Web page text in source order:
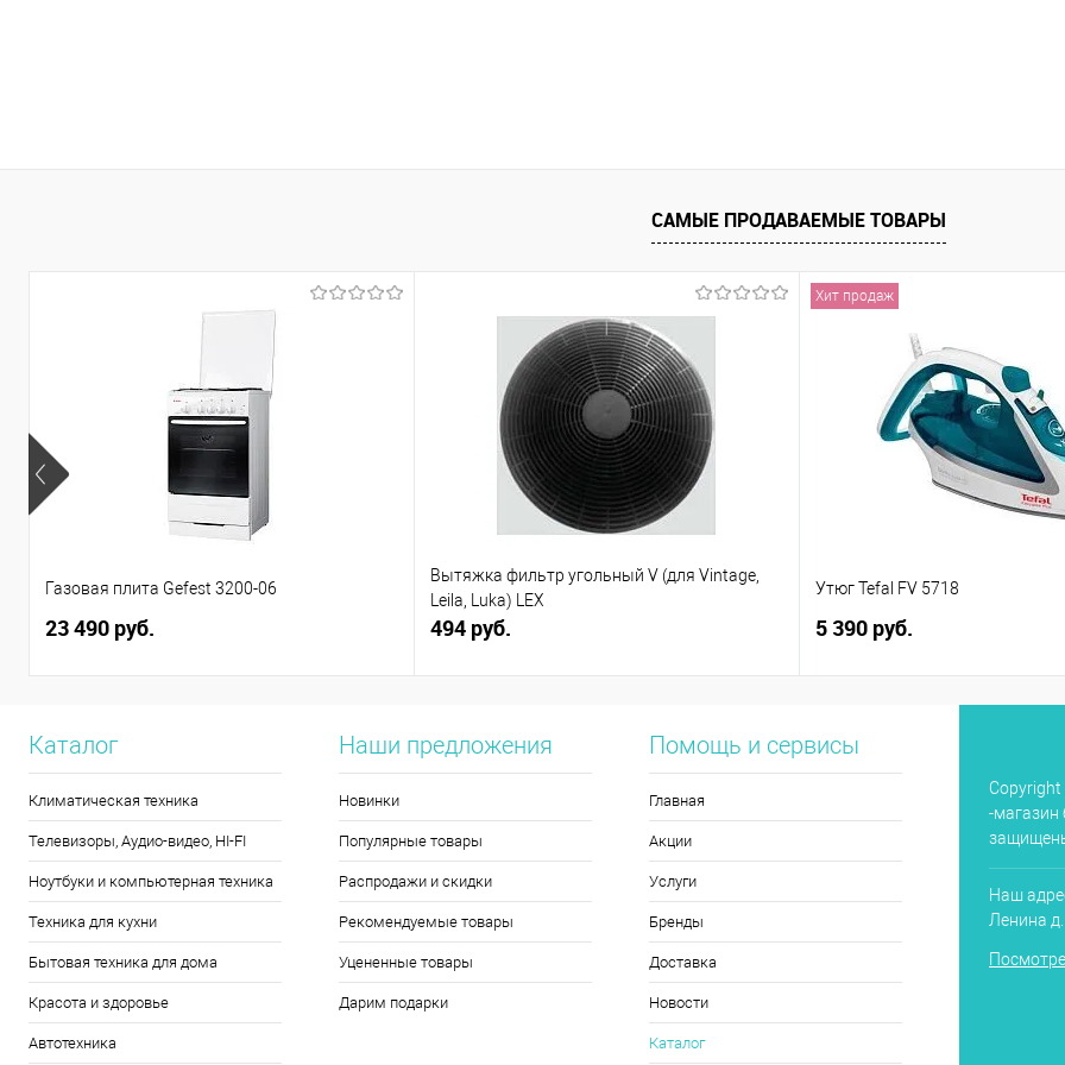
САМЫЕ ПРОДАВАЕМЫЕ ТОВАРЫ
Газовая плита Gefest 3200-06
23 490 руб.
Вытяжка фильтр угольный V (для Vintage,
Leila, Luka) LEX
494 руб.
Хит продаж
Утюг Tefal FV 5718
5 390 руб.
Каталог
Климатическая техника
Телевизоры, Аудио-видео, HI-FI
Ноутбуки и компьютерная техника
Техника для кухни
Бытовая техника для дома
Красота и здоровье
Автотехника
Наши предложения
Новинки
Популярные товары
Распродажи и скидки
Рекомендуемые товары
Уцененные товары
Дарим подарки
Помощь и сервисы
Главная
Акции
Услуги
Бренды
Доставка
Новости
Каталог
-магазин
Наш
Ленина